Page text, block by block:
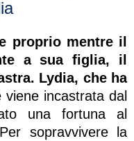
proprio mentre il
a sua figlia, il
Lydia, che ha
viene incastrata dal
una fortuna al
sopravvivere la